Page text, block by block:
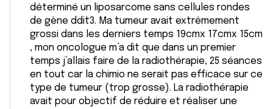
déterminé un liposarcome sans cellules rondes
de gène ddit3. Ma tumeur avait extrêmement
grossi dans les derniers temps 19cmx 17cmx 15cm
, mon oncologue m’a dit que dans un premier
temps j’allais faire de la radiothérapie, 25 séances
en tout car la chimio ne serait pas efficace sur ce
type de tumeur (trop grosse). La radiothérapie
avait pour objectif de réduire et réaliser une